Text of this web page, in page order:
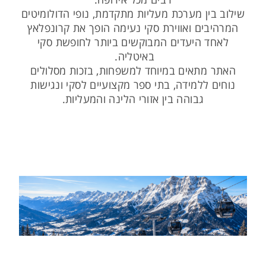
שילוב בין מערכת מעליות מתקדמת, נופי הדולומיטים
המרהיבים ואווירת סקי נעימה הופך את קרונפלאץ
לאחד היעדים המבוקשים ביותר לחופשת סקי
באיטליה.
האתר מתאים במיוחד למשפחות, בזכות מסלולים
נוחים ללמידה, בתי ספר מקצועיים לסקי ונגישות
גבוהה בין אזורי הלינה והמעליות.